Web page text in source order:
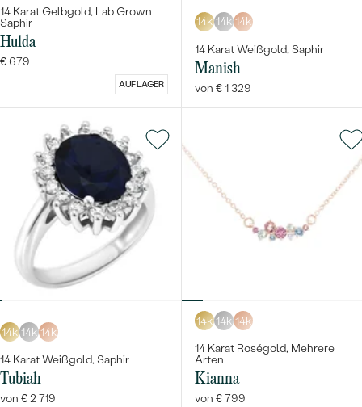
14 Karat Gelbgold, Lab Grown
Saphir
Hulda
€ 679
AUF LAGER
14k 14k 14k
14 Karat Weißgold, Saphir
Manish
von € 1 329
14k 14k 14k
14 Karat Weißgold, Saphir
Tubiah
von € 2 719
14k 14k 14k
14 Karat Roségold, Mehrere
Arten
Kianna
von € 799